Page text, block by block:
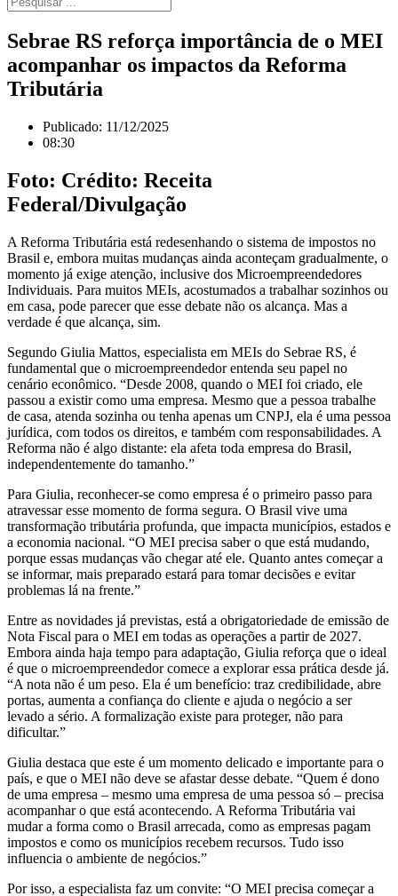
Sebrae RS reforça importância de o MEI
acompanhar os impactos da Reforma
Tributária
Publicado: 11/12/2025
08:30
Foto: Crédito: Receita
Federal/Divulgação
A Reforma Tributária está redesenhando o sistema de impostos no
Brasil e, embora muitas mudanças ainda aconteçam gradualmente, o
momento já exige atenção, inclusive dos Microempreendedores
Individuais. Para muitos MEIs, acostumados a trabalhar sozinhos ou
em casa, pode parecer que esse debate não os alcança. Mas a
verdade é que alcança, sim.
Segundo Giulia Mattos, especialista em MEIs do Sebrae RS, é
fundamental que o microempreendedor entenda seu papel no
cenário econômico. “Desde 2008, quando o MEI foi criado, ele
passou a existir como uma empresa. Mesmo que a pessoa trabalhe
de casa, atenda sozinha ou tenha apenas um CNPJ, ela é uma pessoa
jurídica, com todos os direitos, e também com responsabilidades. A
Reforma não é algo distante: ela afeta toda empresa do Brasil,
independentemente do tamanho.”
Para Giulia, reconhecer-se como empresa é o primeiro passo para
atravessar esse momento de forma segura. O Brasil vive uma
transformação tributária profunda, que impacta municípios, estados e
a economia nacional. “O MEI precisa saber o que está mudando,
porque essas mudanças vão chegar até ele. Quanto antes começar a
se informar, mais preparado estará para tomar decisões e evitar
problemas lá na frente.”
Entre as novidades já previstas, está a obrigatoriedade de emissão de
Nota Fiscal para o MEI em todas as operações a partir de 2027.
Embora ainda haja tempo para adaptação, Giulia reforça que o ideal
é que o microempreendedor comece a explorar essa prática desde já.
“A nota não é um peso. Ela é um benefício: traz credibilidade, abre
portas, aumenta a confiança do cliente e ajuda o negócio a ser
levado a sério. A formalização existe para proteger, não para
dificultar.”
Giulia destaca que este é um momento delicado e importante para o
país, e que o MEI não deve se afastar desse debate. “Quem é dono
de uma empresa – mesmo uma empresa de uma pessoa só – precisa
acompanhar o que está acontecendo. A Reforma Tributária vai
mudar a forma como o Brasil arrecada, como as empresas pagam
impostos e como os municípios recebem recursos. Tudo isso
influencia o ambiente de negócios.”
Por isso, a especialista faz um convite: “O MEI precisa começar a